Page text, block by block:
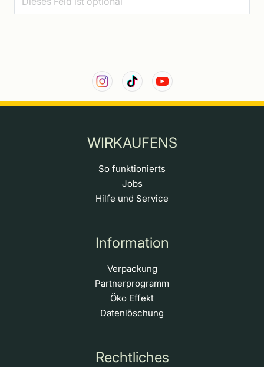
WIRKAUFENS
So funktionierts
Jobs
Hilfe und Service
Information
Verpackung
Partnerprogramm
Öko Effekt
Datenlöschung
Rechtliches